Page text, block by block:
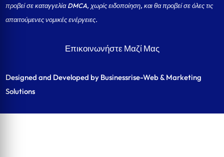
προβεί σε καταγγελία DMCA, χωρίς ειδοποίηση, και θα προβεί σε όλες τις
απαιτούμενες νομικές ενέργειες.
Επικοινωνήστε Μαζί Μας
Designed and Developed by Businessrise-Web & Marketing
Solutions